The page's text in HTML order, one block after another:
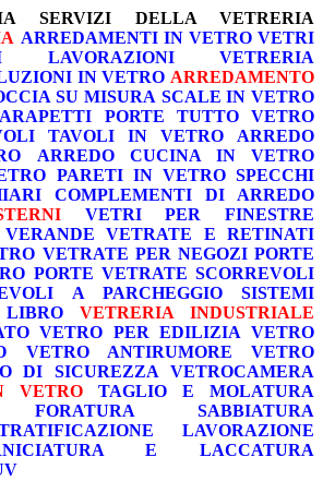
SERVIZI DELLA VETRERIA
ARREDAMENTI IN VETRO VETRI
LAVORAZIONI
VETRERIA
IN VETRO ARREDAMENTO
SU MISURA SCALE IN VETRO
PORTE TUTTO VETRO
TAVOLI IN VETRO
ARREDO
ARREDO CUCINA IN VETRO
PARETI IN VETRO SPECCHI
COMPLEMENTI DI ARREDO
VETRI PER FINESTRE
VETRATE E RETINATI
VETRATE PER NEGOZI PORTE
PORTE VETRATE SCORREVOLI
A PARCHEGGIO
SISTEMI
VETRERIA INDUSTRIALE
VETRO PER EDILIZIA VETRO
VETRO ANTIRUMORE
VETRO
DI SICUREZZA
VETROCAMERA
VETRO
TAGLIO E MOLATURA
FORATURA
SABBIATURA
LAVORAZIONE
E LACCATURA